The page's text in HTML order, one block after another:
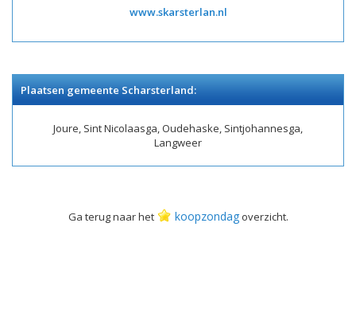
www.skarsterlan.nl
Plaatsen gemeente Scharsterland:
Joure, Sint Nicolaasga, Oudehaske, Sintjohannesga,
Langweer
Ga terug naar het koopzondagoverzicht.